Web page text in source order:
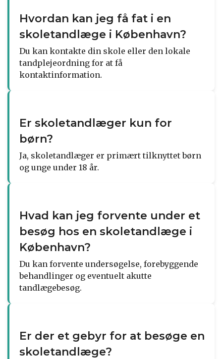
Hvordan kan jeg få fat i en
skoletandlæge i København?
Du kan kontakte din skole eller den lokale
tandplejeordning for at få
kontaktinformation.
Er skoletandlæger kun for
børn?
Ja, skoletandlæger er primært tilknyttet børn
og unge under 18 år.
Hvad kan jeg forvente under et
besøg hos en skoletandlæge i
København?
Du kan forvente undersøgelse, forebyggende
behandlinger og eventuelt akutte
tandlægebesøg.
Er der et gebyr for at besøge en
skoletandlæge?